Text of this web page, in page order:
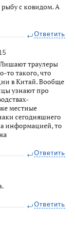
с ковидом. А
Ответить
траулеры
то такого, что
в Китай. Вообще
узнают про
местные
сегодняшнего
информацией, то
Ответить
Ответить